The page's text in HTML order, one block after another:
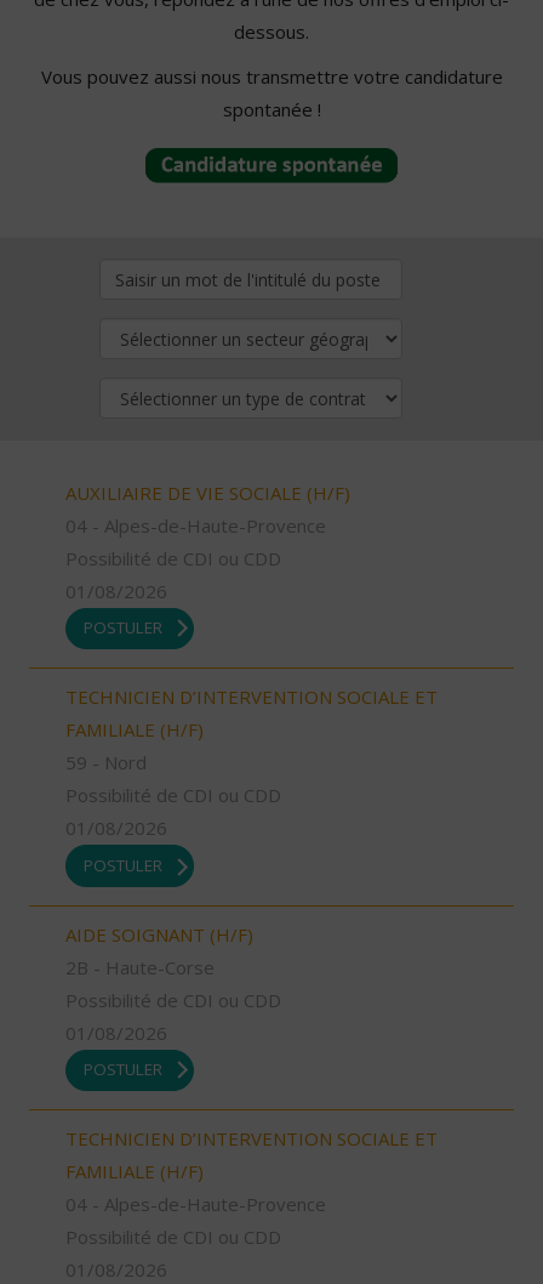
dessous.
Vous pouvez aussi nous transmettre votre candidature
spontanée !
AUXILIAIRE DE VIE SOCIALE (H/F)
04 - Alpes-de-Haute-Provence
Possibilité de CDI ou CDD
01/08/2026
POSTULER
TECHNICIEN D’INTERVENTION SOCIALE ET
FAMILIALE (H/F)
59 - Nord
Possibilité de CDI ou CDD
01/08/2026
POSTULER
AIDE SOIGNANT (H/F)
2B - Haute-Corse
Possibilité de CDI ou CDD
01/08/2026
POSTULER
TECHNICIEN D’INTERVENTION SOCIALE ET
FAMILIALE (H/F)
04 - Alpes-de-Haute-Provence
Possibilité de CDI ou CDD
01/08/2026